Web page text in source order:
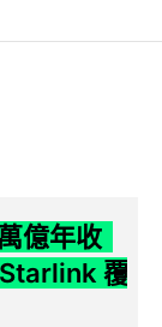
億年收
覆